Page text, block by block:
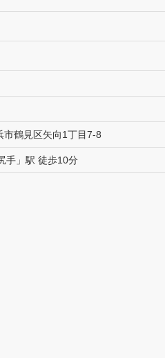
市鶴見区矢向1丁目7-8
手」駅 徒歩10分